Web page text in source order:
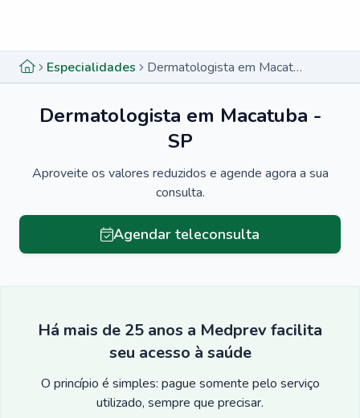
Especialidades Dermatologista em Macatuba - SP
Dermatologista em Macatuba -
SP
Aproveite os valores reduzidos e agende agora a sua
consulta.
Agendar teleconsulta
Há mais de 25 anos a Medprev facilita
seu acesso à saúde
O princípio é simples: pague somente pelo serviço
utilizado, sempre que precisar.